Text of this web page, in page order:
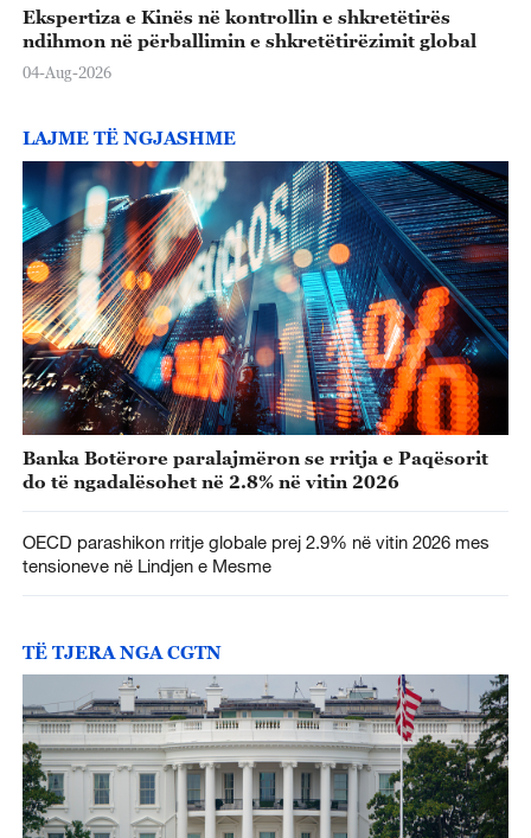
Ekspertiza e Kinës në kontrollin e shkretëtirës
ndihmon në përballimin e shkretëtirëzimit global
04-Aug-2026
LAJME TË NGJASHME
Banka Botërore paralajmëron se rritja e Paqësorit
do të ngadalësohet në 2.8% në vitin 2026
OECD parashikon rritje globale prej 2.9% në vitin 2026 mes
tensioneve në Lindjen e Mesme
TË TJERA NGA CGTN